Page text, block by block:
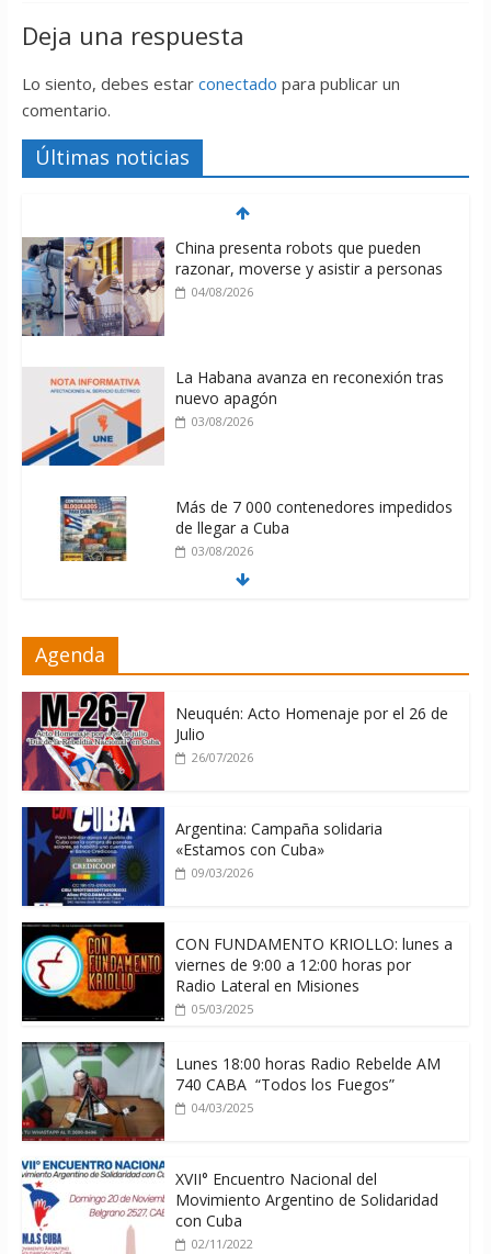
Deja una respuesta
Lo siento, debes estar conectado para publicar un
comentario.
Últimas noticias
China presenta robots que pueden
razonar, moverse y asistir a personas
04/08/2026
La Habana avanza en reconexión tras
nuevo apagón
03/08/2026
Más de 7 000 contenedores impedidos
de llegar a Cuba
03/08/2026
04/08/2026
Agenda
Neuquén: Acto Homenaje por el 26 de
Julio
26/07/2026
Argentina: Campaña solidaria
«Estamos con Cuba»
09/03/2026
CON FUNDAMENTO KRIOLLO: lunes a
viernes de 9:00 a 12:00 horas por
Radio Lateral en Misiones
05/03/2025
Lunes 18:00 horas Radio Rebelde AM
740 CABA “Todos los Fuegos”
04/03/2025
XVII° Encuentro Nacional del
Movimiento Argentino de Solidaridad
con Cuba
02/11/2022